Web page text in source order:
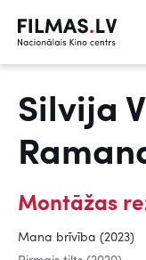
Silvija
Montāžas
Mana brīvība (2023)